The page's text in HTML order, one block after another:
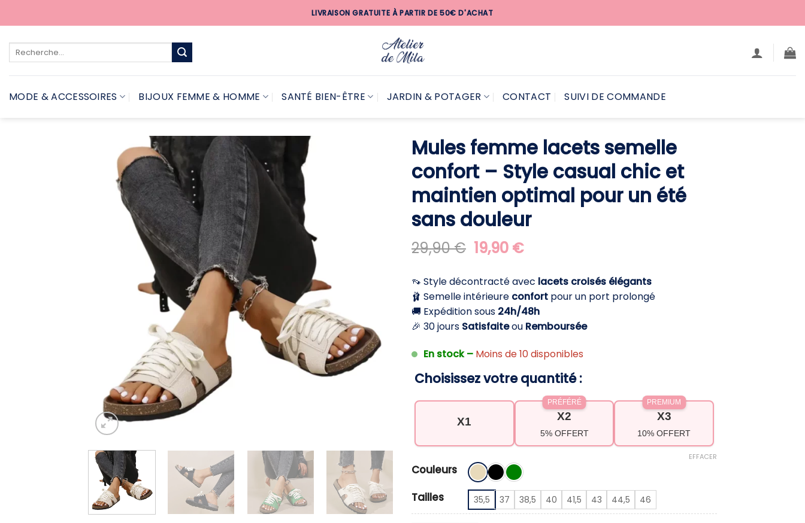
LIVRAISON GRATUITE À PARTIR DE 50€ D'ACHAT
Recherche
MODE & ACCESSOIRES BIJOUX FEMME & HOMME SANTÉ BIEN-ÊTRE JARDIN & POTAGER CONTACT SUIVI DE COMMANDE
Mules femme lacets semelle
confort – Style casual chic et
maintien optimal pour un été
sans douleur
29,90€ Le
prix
initial
était :
29,90 €.
19,90 €Le
actuel
est :
19,90 €.
👡 Style décontracté avec lacets croisés élégants
🩰 Semelle intérieure confort pour un port prolongé
🚚 Expédition sous 24h/48h
🎉 30 jours Satisfaiteou Remboursée
En stock – Moins de 10 disponibles
Choisissez votre quantité :
X1 X2
5% OFFERT
PRÉFÉRÉ
X3
10% OFFERT
PREMIUM
Couleurs
Tailles
35,5 37 38,5 40 41,5 43 44,5 46
EFFACER